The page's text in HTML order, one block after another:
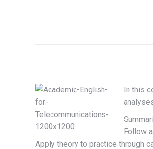
In this
Follow
Apply theory to practice through